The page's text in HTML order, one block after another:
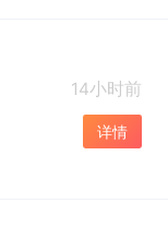
14小时前
详情